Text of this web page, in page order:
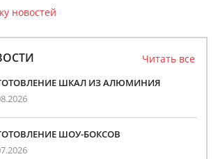
новостей
Читать все
ШКАЛ ИЗ АЛЮМИНИЯ
ШОУ-БОКСОВ